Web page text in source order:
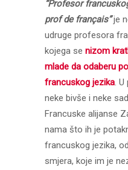
“Profesor
prof de français” je
udruge profesora
kojega se nizom
mlade da odaberu
francuskog jezika. U
neke bivše i neke
Francuske alijanse
nama što ih je
francuskog jezika,
smjera, koje im je